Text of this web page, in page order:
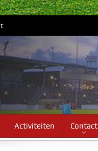
Activiteiten Contact